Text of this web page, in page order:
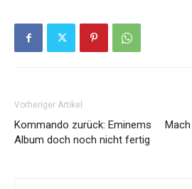
Vorheriger Artikel
Kommando zurück: Eminems
Album doch noch nicht fertig